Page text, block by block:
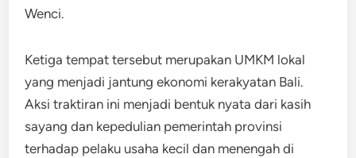
Wenci.
Ketiga tempat tersebut merupakan UMKM lokal
yang menjadi jantung ekonomi kerakyatan Bali.
Aksi traktiran ini menjadi bentuk nyata dari kasih
sayang dan kepedulian pemerintah provinsi
terhadap pelaku usaha kecil dan menengah di